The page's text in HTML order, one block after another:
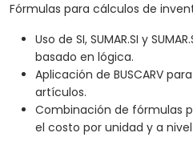
Fórmulas para cálculos de
Uso de SI, SUMAR.SI y
basado en lógica.
Aplicación de BUSCARV
artículos.
Combinación de fórmulas
el costo por unidad y a